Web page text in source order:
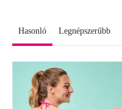
Hasonló Legnépszerűbb